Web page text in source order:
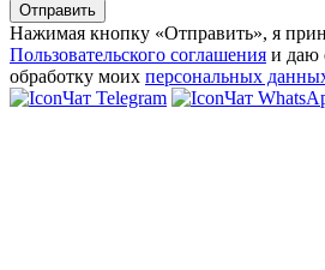
Отправить
Нажимая кнопку «Отправить», я
Пользовательского соглашения и даю
обработку моих персональных
Чат Telegram
Чат